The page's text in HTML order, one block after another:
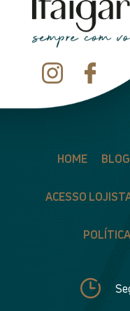
HOME BLOG
ACESSO